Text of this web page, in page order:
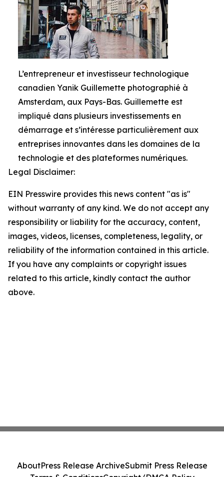
L’entrepreneur et investisseur technologique
canadien Yanik Guillemette photographié à
Amsterdam, aux Pays-Bas. Guillemette est
impliqué dans plusieurs investissements en
démarrage et s’intéresse particulièrement aux
entreprises innovantes dans les domaines de la
technologie et des plateformes numériques.
Legal Disclaimer:
EIN Presswire provides this news content "as is"
without warranty of any kind. We do not accept any
responsibility or liability for the accuracy, content,
images, videos, licenses, completeness, legality, or
reliability of the information contained in this article.
If you have any complaints or copyright issues
related to this article, kindly contact the author
above.
AboutPress Release ArchiveSubmit Press Release